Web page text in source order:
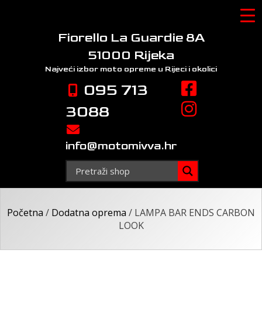
Fiorello La Guardie 8A
51000 Rijeka
Najveći izbor moto opreme u Rijeci i okolici
095 713
3088
info@motomivva.hr
Početna / Dodatna oprema / LAMPA BAR ENDS CARBON
LOOK